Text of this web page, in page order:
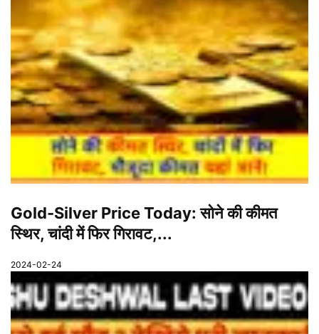
Gold-Silver Price Today: सोने की कीमत
स्थिर, चांदी में फिर गिरावट,...
2024-02-24